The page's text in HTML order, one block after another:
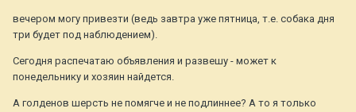
вечером могу привезти (ведь завтра уже пятница, т.е. собака дня
три будет под наблюдением).
Сегодня распечатаю объявления и развешу - может к
понедельнику и хозяин найдется.
А голденов шерсть не помягче и не подлиннее? А то я только